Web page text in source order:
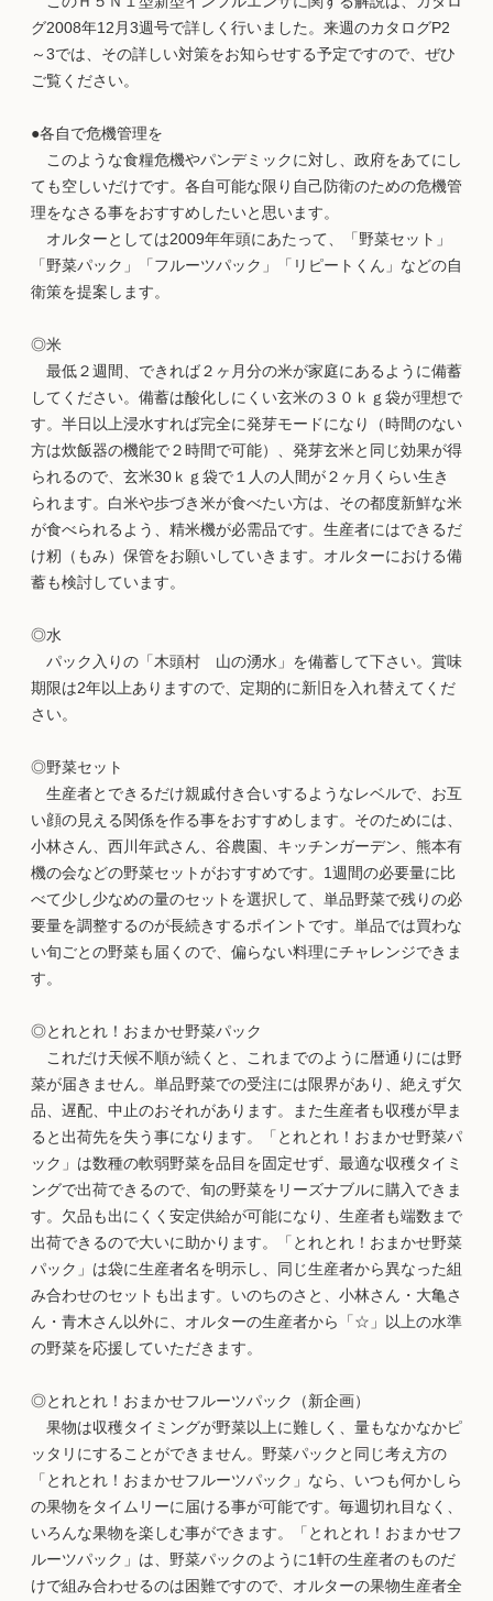
グ2008年12月3週号で詳しく行いました。来週のカタログP2
～3では、その詳しい対策をお知らせする予定ですので、ぜひ
ご覧ください。
●各自で危機管理を
このような食糧危機やパンデミックに対し、政府をあてにし
ても空しいだけです。各自可能な限り自己防衛のための危機管
理をなさる事をおすすめしたいと思います。
オルターとしては2009年年頭にあたって、「野菜セット」
「野菜パック」「フルーツパック」「リピートくん」などの自
衛策を提案します。
◎米
最低２週間、できれば２ヶ月分の米が家庭にあるように備蓄
してください。備蓄は酸化しにくい玄米の３０ｋｇ袋が理想で
す。半日以上浸水すれば完全に発芽モードになり（時間のない
方は炊飯器の機能で２時間で可能）、発芽玄米と同じ効果が得
られるので、玄米30ｋｇ袋で１人の人間が２ヶ月くらい生き
られます。白米や歩づき米が食べたい方は、その都度新鮮な米
が食べられるよう、精米機が必需品です。生産者にはできるだ
け籾（もみ）保管をお願いしていきます。オルターにおける備
蓄も検討しています。
◎水
パック入りの「木頭村 山の湧水」を備蓄して下さい。賞味
期限は2年以上ありますので、定期的に新旧を入れ替えてくだ
さい。
◎野菜セット
生産者とできるだけ親戚付き合いするようなレベルで、お互
い顔の見える関係を作る事をおすすめします。そのためには、
小林さん、西川年武さん、谷農園、キッチンガーデン、熊本有
機の会などの野菜セットがおすすめです。1週間の必要量に比
べて少し少なめの量のセットを選択して、単品野菜で残りの必
要量を調整するのが長続きするポイントです。単品では買わな
い旬ごとの野菜も届くので、偏らない料理にチャレンジできま
す。
◎とれとれ！おまかせ野菜パック
これだけ天候不順が続くと、これまでのように暦通りには野
菜が届きません。単品野菜での受注には限界があり、絶えず欠
品、遅配、中止のおそれがあります。また生産者も収穫が早ま
ると出荷先を失う事になります。「とれとれ！おまかせ野菜パ
ック」は数種の軟弱野菜を品目を固定せず、最適な収穫タイミ
ングで出荷できるので、旬の野菜をリーズナブルに購入できま
す。欠品も出にくく安定供給が可能になり、生産者も端数まで
出荷できるので大いに助かります。「とれとれ！おまかせ野菜
パック」は袋に生産者名を明示し、同じ生産者から異なった組
み合わせのセットも出ます。いのちのさと、小林さん・大亀さ
ん・青木さん以外に、オルターの生産者から「☆」以上の水準
の野菜を応援していただきます。
◎とれとれ！おまかせフルーツパック（新企画）
果物は収穫タイミングが野菜以上に難しく、量もなかなかピ
ッタリにすることができません。野菜パックと同じ考え方の
「とれとれ！おまかせフルーツパック」なら、いつも何かしら
の果物をタイムリーに届ける事が可能です。毎週切れ目なく、
いろんな果物を楽しむ事ができます。「とれとれ！おまかせフ
ルーツパック」は、野菜パックのように1軒の生産者のものだ
けで組み合わせるのは困難ですので、オルターの果物生産者全